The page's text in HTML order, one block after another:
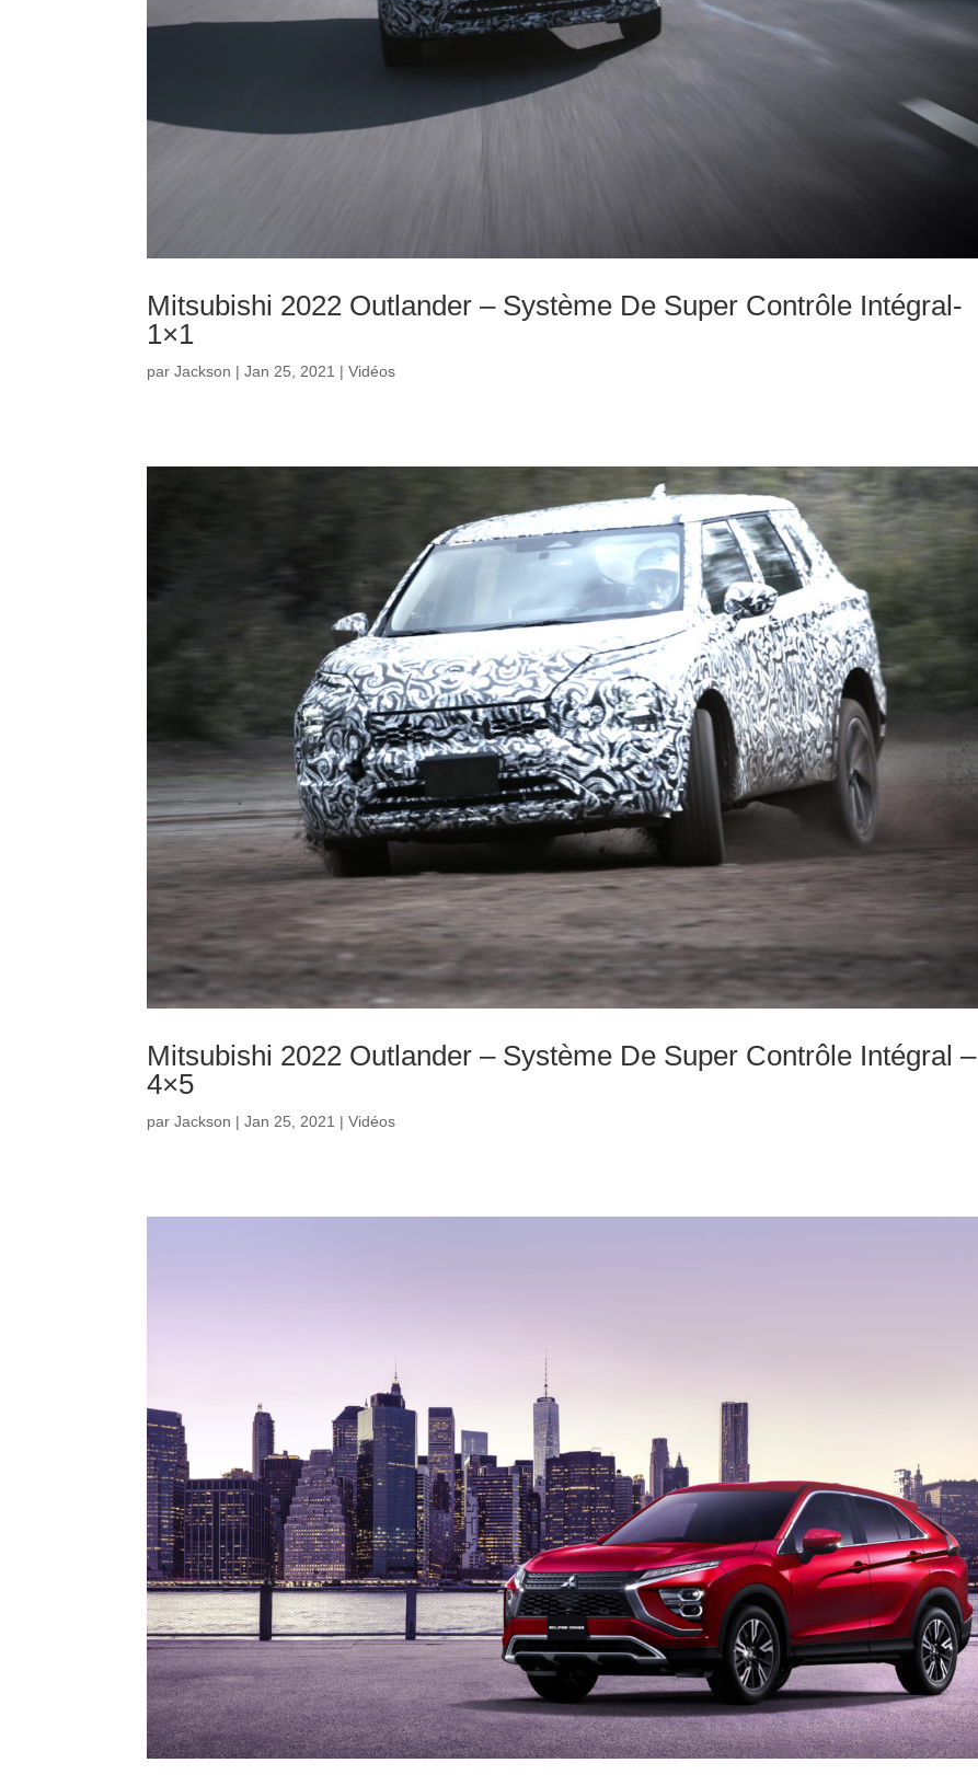
Mitsubishi 2022 Outlander – Système De Super Contrôle Intégral-
1×1
parJackson |Jan 25, 2021 |Vidéos
Mitsubishi 2022 Outlander – Système De Super Contrôle Intégral –
4×5
parJackson |Jan 25, 2021 |Vidéos